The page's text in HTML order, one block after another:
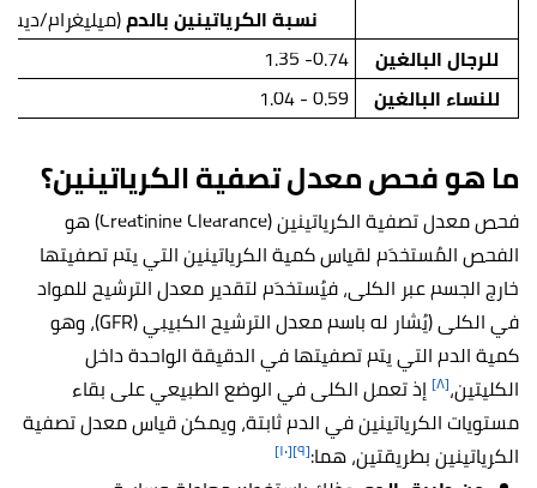
نسبة الكرياتينين بالدم(ميليغرام/
للرجال البالغين
0.74- 1.35
للنساء البالغين
0.59 - 1.04
ما هو فحص معدل تصفية الكرياتينين؟
فحص معدل تصفية الكرياتينين (Creatinine Clearance) هو
الفحص المُستخدَم لقياس كمية الكرياتينين التي يتم تصفيتها
خارج الجسم عبر الكلى، فيُستخدَم لتقدير معدل الترشيح للمواد
في الكلى (يُشار له باسم معدل الترشيح الكبيبي (GFR)، وهو
كمية الدم التي يتم تصفيتها في الدقيقة الواحدة داخل
الكليتين،[٨]
إذ تعمل الكلى في الوضع الطبيعي على بقاء
مستويات الكرياتينين في الدم ثابتة، ويمكن قياس معدل تصفية
الكرياتينين بطريقتين، هما:[٩] [١٠]